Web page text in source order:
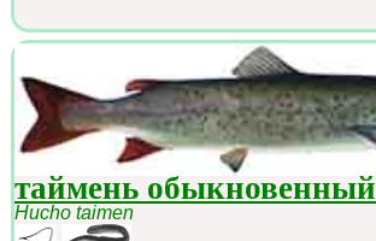
таймень обыкновенный
Hucho taimen